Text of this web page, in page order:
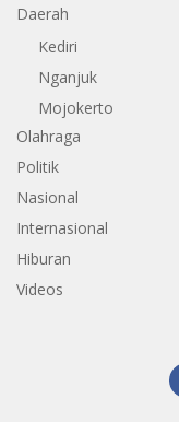
Daerah
Kediri
Nganjuk
Mojokerto
Olahraga
Politik
Nasional
Internasional
Hiburan
Videos